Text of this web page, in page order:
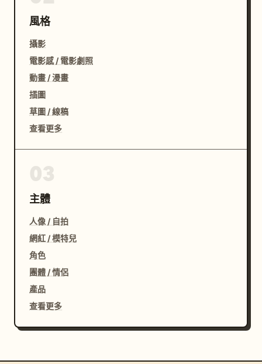
風格
攝影
電影感 / 電影劇照
動畫 / 漫畫
插圖
草圖 / 線稿
查看更多
主體
人像 / 自拍
網紅 / 模特兒
角色
團體 / 情侶
產品
查看更多